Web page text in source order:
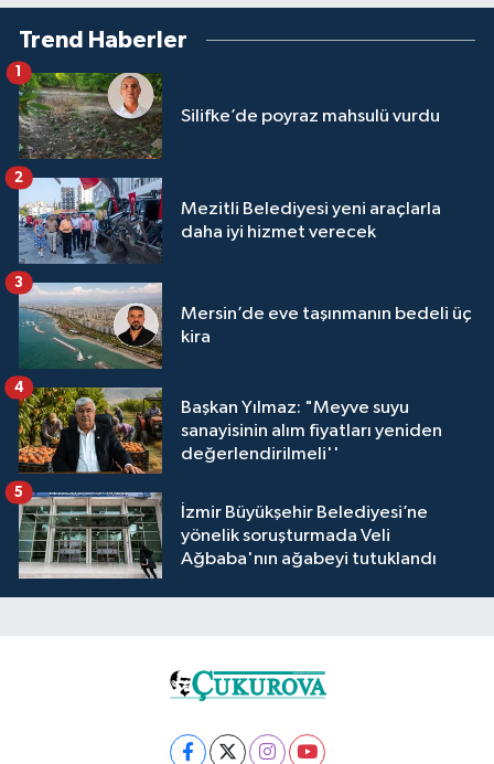
Trend Haberler
Silifke’de poyraz mahsulü vurdu
Mezitli Belediyesi yeni araçlarla
daha iyi hizmet verecek
2
Mersin’de eve taşınmanın bedeli üç
kira
3
Başkan Yılmaz: "Meyve suyu
sanayisinin alım fiyatları yeniden
değerlendirilmeli''
4
İzmir Büyükşehir Belediyesi’ne
yönelik soruşturmada Veli
Ağbaba'nın ağabeyi tutuklandı
5